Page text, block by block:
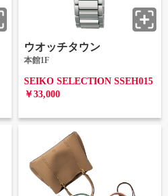
ウオッチタウン
本館1F
SEIKO SELECTION SSEH015
￥33,000